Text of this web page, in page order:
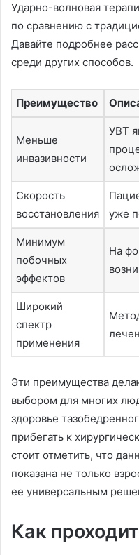
Ударно-волновая
по сравнению с
Давайте подробнее
среди других способов.
Преимущество
Меньше
инвазивности
УВТ
Скорость
восстановления
уже
Минимум
побочных
эффектов
На
Широкий
спектр
применения
Эти преимущества
выбором для многих
здоровье
прибегать к
стоит отметить, что
показана не только
ее универсальным
Как